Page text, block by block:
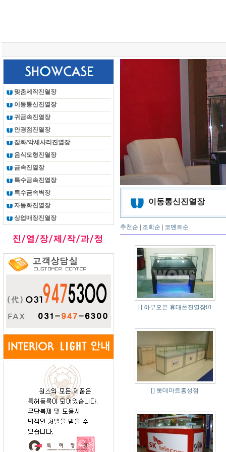
맞춤제작진열장
이동통신진열장
귀금속진열장
안경점진열장
잡화/악세사리진열장
음식모형진열장
금속진열장
특수금속진열장
특수금속벽장
자동화진열장
상업매장진열장
이동통신진열장
추천순 조회순 코멘트순
[] 하부오픈 휴대폰진열장01
[] 롯데마트홍성점